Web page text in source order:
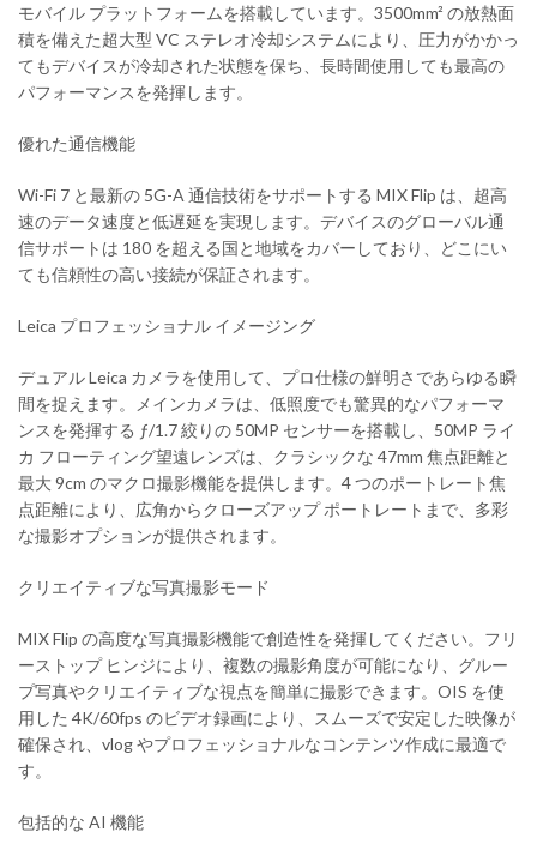
モバイル プラットフォームを搭載しています。3500mm² の放熱面
積を備えた超大型 VC ステレオ冷却システムにより、圧力がかかっ
てもデバイスが冷却された状態を保ち、長時間使用しても最高の
パフォーマンスを発揮します。
優れた通信機能
Wi-Fi 7 と最新の 5G-A 通信技術をサポートする MIX Flip は、超高
速のデータ速度と低遅延を実現します。デバイスのグローバル通
信サポートは 180 を超える国と地域をカバーしており、どこにい
ても信頼性の高い接続が保証されます。
Leica プロフェッショナル イメージング
デュアル Leica カメラを使用して、プロ仕様の鮮明さであらゆる瞬
間を捉えます。メインカメラは、低照度でも驚異的なパフォーマ
ンスを発揮する ƒ/1.7 絞りの 50MP センサーを搭載し、50MP ライ
カ フローティング望遠レンズは、クラシックな 47mm 焦点距離と
最大 9cm のマクロ撮影機能を提供します。4 つのポートレート焦
点距離により、広角からクローズアップ ポートレートまで、多彩
な撮影オプションが提供されます。
クリエイティブな写真撮影モード
MIX Flip の高度な写真撮影機能で創造性を発揮してください。フリ
ーストップ ヒンジにより、複数の撮影角度が可能になり、グルー
プ写真やクリエイティブな視点を簡単に撮影できます。OIS を使
用した 4K/60fps のビデオ録画により、スムーズで安定した映像が
確保され、vlog やプロフェッショナルなコンテンツ作成に最適で
す。
包括的な AI 機能